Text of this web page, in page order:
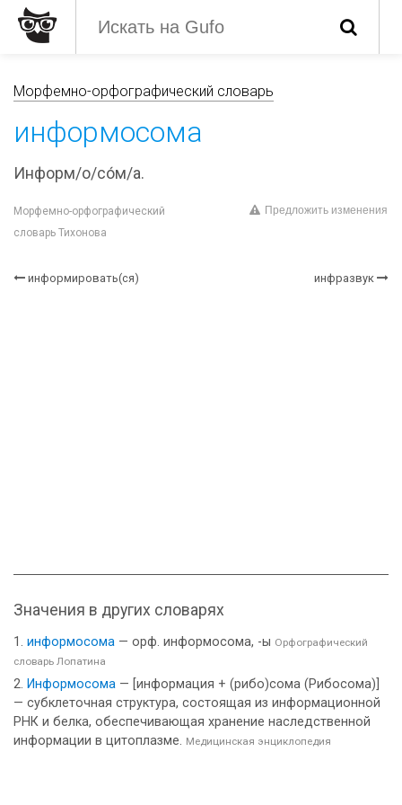
Морфемно-орфографический словарь
информосома
Информ/о/со́м/а.
Морфемно-орфографический
словарь Тихонова
Предложить изменения
информировать(ся) инфразвук
Значения в других словарях
информосома — орф. информосома, -ы Орфографический
словарь Лопатина
Информосома — [информация + (рибо)сома (Рибосома)]
— субклеточная структура, состоящая из информационной
РНК и белка, обеспечивающая хранение наследственной
информации в цитоплазме. Медицинская энциклопедия